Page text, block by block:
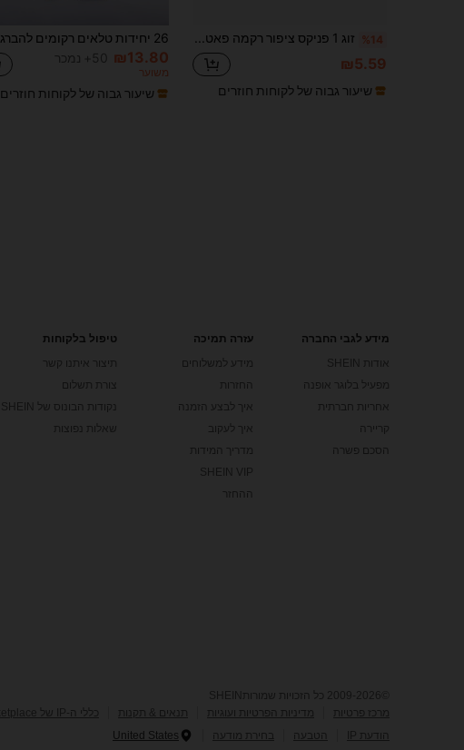
%14 זוג 1 פניקס ציפור רקמה פאטץ' תחרה בגדים אפליקציה
₪5.59
שיעור גבוה של לקוחות חוזרים
₪13.80 50+ נמכר
משוער
שיעור גבוה של לקוחות חוזרים
מידע לגבי החברה
אודות SHEIN
מפעיל בלוגר אופנה
אחריות חברתית
קריירה
הסכם פשרה
עזרה תמיכה
מידע למשלוחים
החזרות
איך לבצע הזמנה
איך לעקוב
מדריך המידות
SHEIN VIP
ההחזר
טיפול בלקוחות
תיצור איתנו קשר
צורת תשלום
נקודות הבונוס של SHEIN
שאלות נפוצות
מרכז פרטיות
מדיניות הפרטיות ועוגיות תנאים & תקנות
כללי ה-IP של Marketplace
הודעת IP
הטבעה בחירת מודעה United States